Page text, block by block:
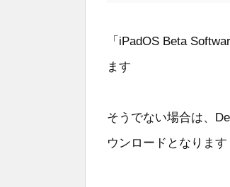
「iPadOS Beta
ます
そうでない場合は、
ウンロードとなります